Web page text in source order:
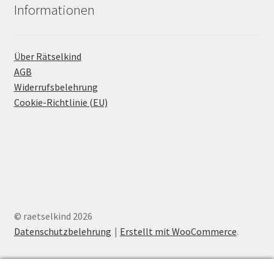
Informationen
Über Rätselkind
AGB
Widerrufsbelehrung
Cookie-Richtlinie (EU)
© raetselkind 2026
Datenschutzbelehrung
Erstellt mit WooCommerce.